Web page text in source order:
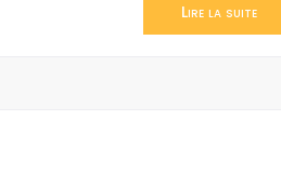
Lire la suite